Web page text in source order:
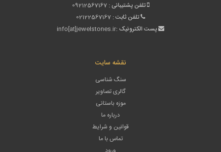
تلفن پشتیبانی : 09212567167
تلفن ثابت : 02122567167
پست الکترونیک :info[at]jewelstones.ir
نقشه سایت
سنگ شناسی
گالری تصاویر
موزه باستانی
درباره ما
قوانین و شرایط
تماس با ما